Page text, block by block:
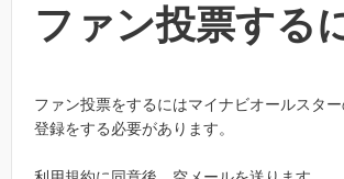
ファン投票する
ファン投票をするにはマイナビオールスタ
登録をする必要があります。